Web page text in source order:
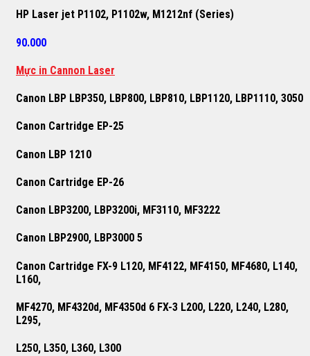
HP Laser jet P1102, P1102w, M1212nf (Series)
90.000
Mực in Cannon Laser
Canon LBP LBP350, LBP800, LBP810, LBP1120, LBP1110, 3050
Canon Cartridge EP-25
Canon LBP 1210
Canon Cartridge EP-26
Canon LBP3200, LBP3200i, MF3110, MF3222
Canon LBP2900, LBP3000 5
Canon Cartridge FX-9 L120, MF4122, MF4150, MF4680, L140,
L160,
MF4270, MF4320d, MF4350d 6 FX-3 L200, L220, L240, L280,
L295,
L250, L350, L360, L300